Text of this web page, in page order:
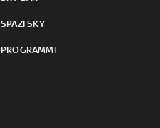
SPAZI SKY
PROGRAMMI